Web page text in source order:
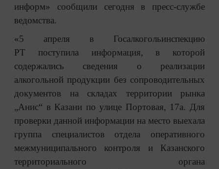
информ» сообщили сегодня в пресс-службе
ведомства.
«5 апреля в Госалкогольинспекцию
РТ поступила информация, в которой
содержались сведения о реализации
алкогольной продукции без сопроводительных
документов на складах территории рынка
„Анис“ в Казани по улице Портовая, 17а. Для
проверки данной информации на место выехала
группа специалистов отдела оперативного
межмуниципального контроля и Казанского
территориального органа